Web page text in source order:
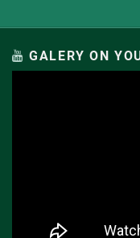
GALERY ON